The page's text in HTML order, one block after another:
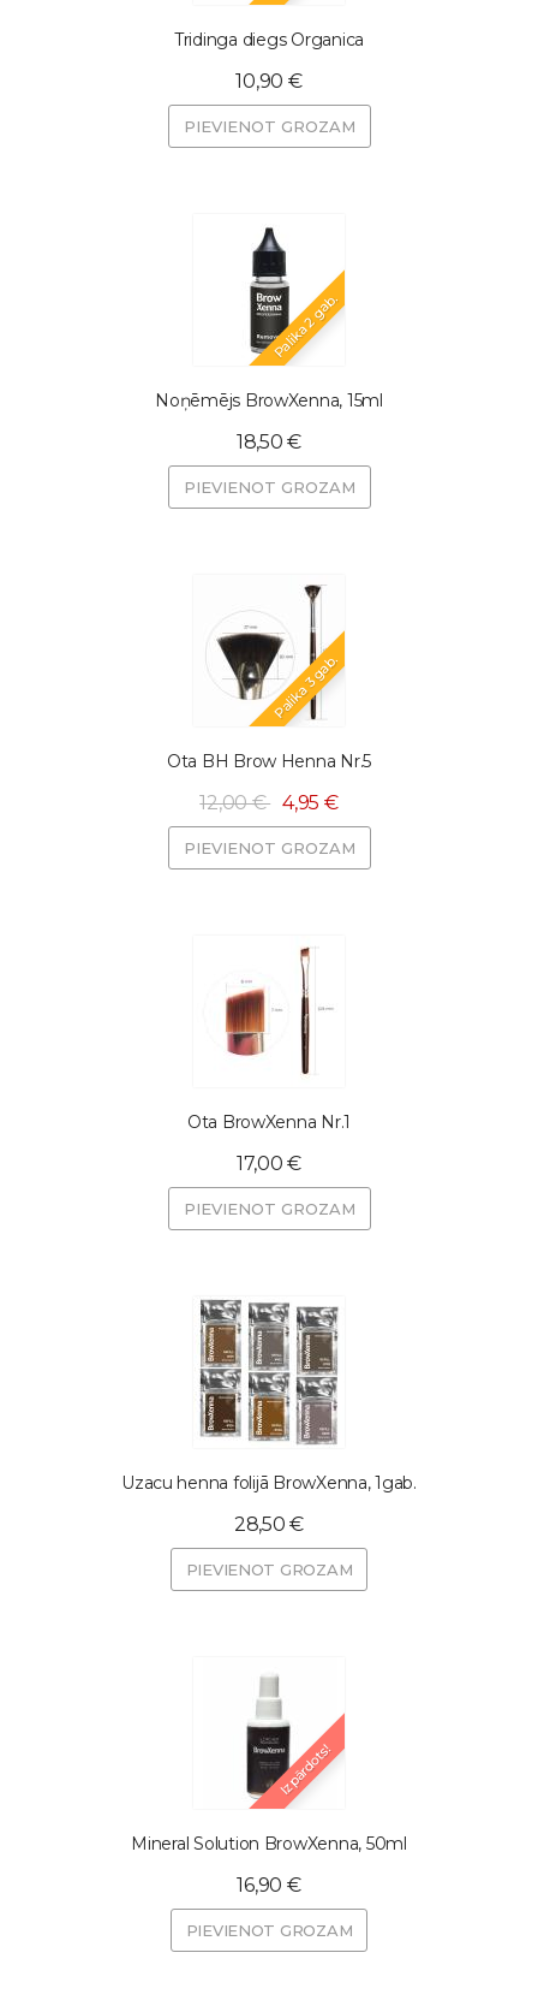
Tridinga diegs Organica
10,90 €
PIEVIENOT GROZAM
Palika 2 gab.
Noņēmējs BrowXenna, 15ml
18,50 €
PIEVIENOT GROZAM
Palika 3 gab.
Ota BH Brow Henna Nr.5
12,00 € 4,95 €
PIEVIENOT GROZAM
Ota BrowXenna Nr.1
17,00 €
PIEVIENOT GROZAM
Uzacu henna folijā BrowXenna, 1gab.
28,50 €
PIEVIENOT GROZAM
Izpārdots!
Mineral Solution BrowXenna, 50ml
16,90 €
PIEVIENOT GROZAM